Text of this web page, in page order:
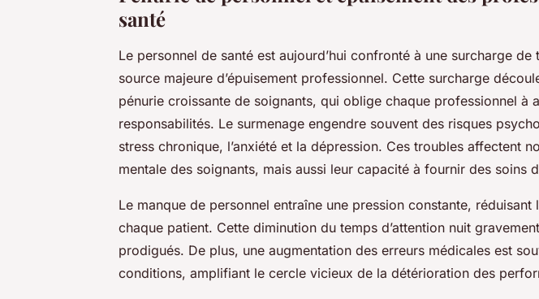
santé
Le personnel de santé est aujourd’hui confronté à une surcharge de
source majeure d’épuisement professionnel. Cette surcharge
pénurie croissante de soignants, qui oblige chaque professionnel à
responsabilités. Le surmenage engendre souvent des risques
stress chronique, l’anxiété et la dépression. Ces troubles affectent
mentale des soignants, mais aussi leur capacité à fournir des soins
Le manque de personnel entraîne une pression constante, réduisant
chaque patient. Cette diminution du temps d’attention nuit
prodigués. De plus, une augmentation des erreurs médicales est
conditions, amplifiant le cercle vicieux de la détérioration des